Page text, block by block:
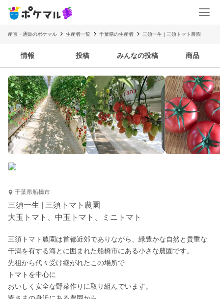
産直・通販のポケマル 生産者一覧 千葉県の生産者 三須一生 | 三須トマト農園
情報 投稿 みんなの投稿 商品
千葉県船橋市
三須一生 | 三須トマト農園
大玉トマト、中玉トマト、ミニトマト
三須トマト農園は首都近郊でありながら、緑豊かな自然と貴重な
干潟を有する海とに囲まれた船橋市にある小さな農園です。
先祖から代々受け継がれたこの場所で
トマトを中心に
おいしく安全な野菜作りに取り組んでいます。